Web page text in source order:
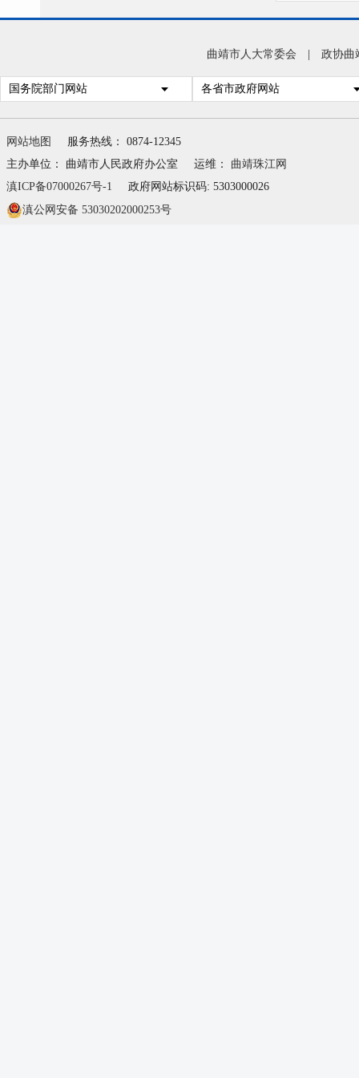
曲靖市人大常委会 政协曲
国务院部门网站 各省市政府网站
网站地图
服务热线： 0874-12345
主办单位： 曲靖市人民政府办公室
运维： 曲靖珠江网
滇ICP备07000267号-1
政府网站标识码: 5303000026
滇公网安备 53030202000253号